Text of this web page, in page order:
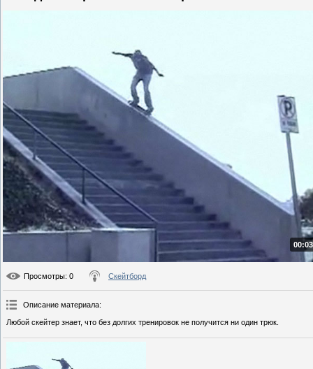
Просмотры: 0 Скейтборд
Описание материала:
Любой скейтер знает, что без долгих тренировок не получится ни один трюк.